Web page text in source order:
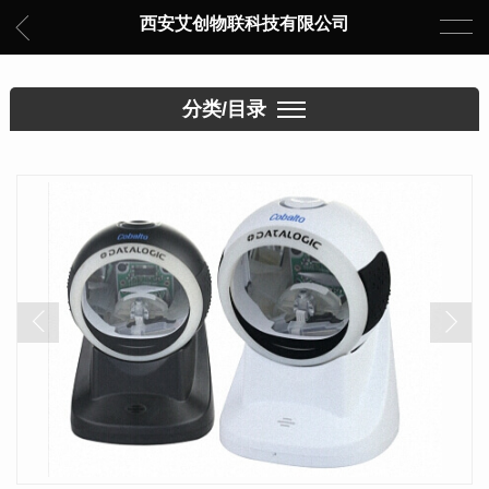
西安艾创物联科技有限公司
分类/目录